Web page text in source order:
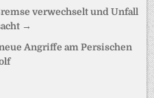
verwechselt und Unfall
→
Angriffe am Persischen